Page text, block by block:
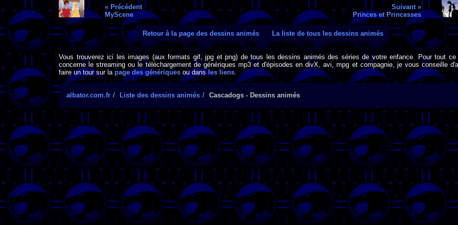
« Précédent
MyScene
Suivant »
Princes et Princesses
Retour à la page des dessins animés La liste de tous les dessins animés
Vous trouverez ici les images (aux formats gif, jpg et png) de tous les dessins animés des séries de votre enfance. Pour tout ce
concerne le streaming ou le téléchargement de génériques mp3 et d'épisodes en divX, avi, mpg et compagnie, je vous conseille
faire un tour sur la page des génériques ou dansles liens
albator.com.fr Liste des dessins animés Cascadogs - Dessins animés